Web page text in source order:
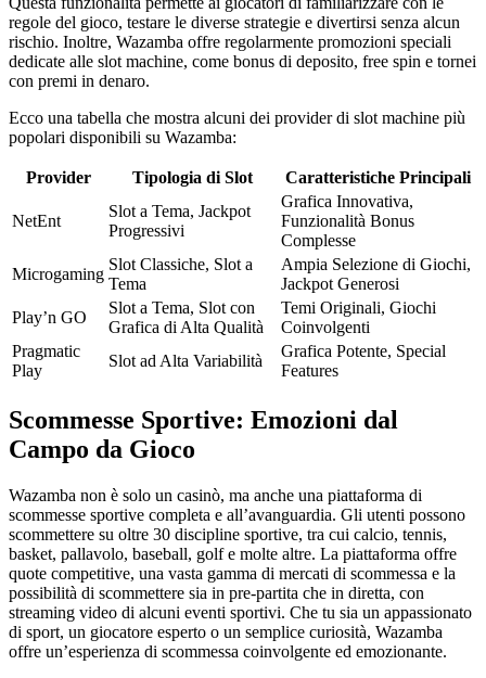
regole del gioco, testare le diverse strategie e divertirsi senza alcun
rischio. Inoltre, Wazamba offre regolarmente promozioni speciali
dedicate alle slot machine, come bonus di deposito, free spin e tornei
con premi in denaro.
Ecco una tabella che mostra alcuni dei provider di slot machine più
popolari disponibili su Wazamba:
Provider Tipologia di Slot Caratteristiche Principali
NetEnt
Slot a Tema, Jackpot
Progressivi
Grafica Innovativa,
Funzionalità Bonus
Complesse
Microgaming
Slot Classiche, Slot a
Tema
Ampia Selezione di Giochi,
Jackpot Generosi
Play’n GO
Slot a Tema, Slot con
Grafica di Alta Qualità
Temi Originali, Giochi
Coinvolgenti
Pragmatic
Play
Slot ad Alta Variabilità
Grafica Potente, Special
Features
Scommesse Sportive: Emozioni dal
Campo da Gioco
Wazamba non è solo un casinò, ma anche una piattaforma di
scommesse sportive completa e all’avanguardia. Gli utenti possono
scommettere su oltre 30 discipline sportive, tra cui calcio, tennis,
basket, pallavolo, baseball, golf e molte altre. La piattaforma offre
quote competitive, una vasta gamma di mercati di scommessa e la
possibilità di scommettere sia in pre-partita che in diretta, con
streaming video di alcuni eventi sportivi. Che tu sia un appassionato
di sport, un giocatore esperto o un semplice curiosità, Wazamba
offre un’esperienza di scommessa coinvolgente ed emozionante.